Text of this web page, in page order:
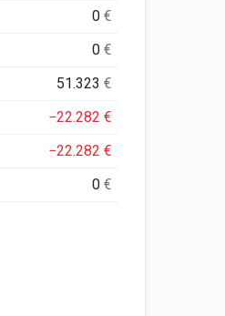
0€
0€
51.323€
−22.282€
−22.282€
0€